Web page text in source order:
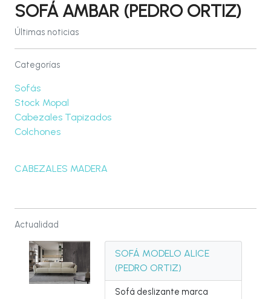
SOFÁ AMBAR (PEDRO ORTIZ)
Últimas noticias
Categorías
Sofás
Stock Mopal
Cabezales Tapizados
Colchones
CABEZALES MADERA
Actualidad
SOFÁ MODELO ALICE
(PEDRO ORTIZ)
Sofá deslizante marca